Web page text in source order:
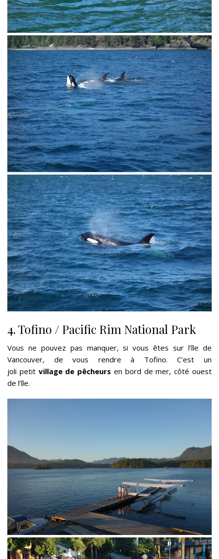
4. Tofino / Pacific Rim National Park
Vous ne pouvez pas manquer, si vous êtes sur l’île de
Vancouver, de vous rendre à Tofino. C’est un
joli petit village de pêcheurs en bord de mer, côté ouest
de l’île.